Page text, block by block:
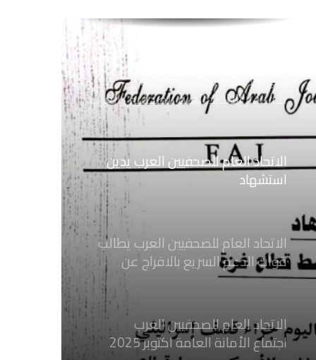
اهتمام الأوضاع الحالية فى ســوريــا
نعي الاستاذ الهاشمي نويرة
مستشار الاتحاد العام للصحفيين العرب
الاتحاد العام للصحفيين العرب يدين
استشهاد
ثلاثة صحفيين فلسطينيين باستهداف
الاتحاد العام للصحفيين العرب يطالب
قوات الدعم السريع بالافراج عن
الصحفيين السودانيين المعتقلين لديها
الاتحاد العام للصحفيين العرب
اجتماع الأمانة العامة اكتوبر 2025